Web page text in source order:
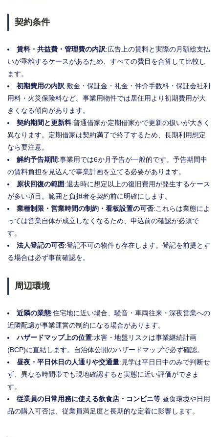
契約条件
賃料・共益費・管理費の内訳:広告上の賃料と実際の月額総支払
いが乖離するケースがあるため、すべての費目を合算して比較し
ます。
初期費用の内訳:敷金・保証金・礼金・仲介手数料・保証会社利
用料・火災保険料など。事業用物件では居住用より初期費用が大
きくなる傾向があります。
契約期間と更新料:普通借家か定期借家かで更新の扱いが大きく
異なります。定期借家は契約満了で終了するため、長期利用想定
なら要注意。
解約予告期間:事業用では6か月予告が一般的です。予告期間中
の賃料負担を見込んで事業計画を立てる必要があります。
原状回復の範囲:退去時に想定以上の復旧費用が発生するケース
が多い項目。範囲と負担者を契約前に明確にします。
業種制限・営業時間の制約・看板設置の可否:これらは業態によ
っては営業自体が成立しなくなるため、申込前の確認が必須で
す。
法人登記の可否:登記不可の物件も存在します。登記を前提とす
る場合は必ず事前確認を。
周辺環境
近隣の業態:住宅地に近い場合、騒音・車両往来・深夜営業への
近隣配慮が事業運営の制約になる場合があります。
ハザードマップ上の位置:水害・地盤リスクは事業継続計画
(BCP)に直結します。自治体公開のハザードマップで必ず確認。
昼夜・平日休日の人通りや交通量:見学は平日日中のみで判断せ
ず、異なる時間帯でも現地確認すると実態に近い評価ができま
す。
従業員の日常用務に使える飲食店・コンビニ等:昼食環境や日用
品の購入可否は、従業員満足度と長期的な定着に影響します。